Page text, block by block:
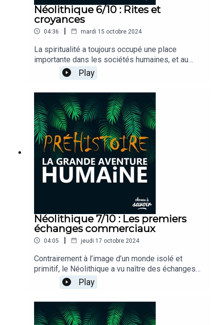
Néolithique 6/10 : Rites et
croyances
04:36 | mardi 15 octobre 2024
La spiritualité a toujours occupé une place
importante dans les sociétés humaines, et au
Néolithique, elle s’est manifestée de manière
spectaculaire à travers des tombes
mégalithiques, des sanctuaires et des rites
complexes. Comment les Néolithiques
percevaient-ils le monde qui les entourait ?
Quelles étaient leurs croyances et comment les
exprimaient-ils ? Partons ensemble à la
découverte de cette dimension spirituelle du
Néolithique.
Play
Néolithique 7/10 : Les premiers
échanges commerciaux
04:05 | jeudi 17 octobre 2024
Contrairement à l’image d’un monde isolé et
primitif, le Néolithique a vu naître des échanges
complexes entre communautés, ouvrant la voie à
une première forme de mondialisation. Comment
les premiers hommes ont-ils communiqué,
échangé et développé des réseaux commerciaux
? C’est ce que nous allons découvrir ensemble.
Play